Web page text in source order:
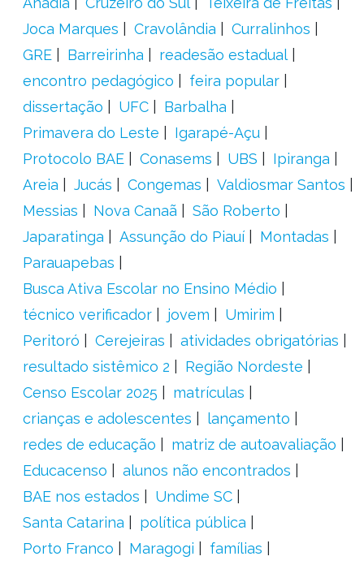
Joca Marques
Cravolândia
Curralinhos
GRE
Barreirinha
readesão estadual
encontro pedagógico
feira popular
dissertação
UFC
Barbalha
Primavera do Leste
Igarapé-Açu
Protocolo BAE
Conasems UBS
Ipiranga
Areia
Jucás Congemas
Valdiosmar Santos
Messias
Nova Canaã
São Roberto
Japaratinga
Assunção do Piauí
Montadas
Parauapebas
Busca Ativa Escolar no Ensino Médio
técnico verificador
jovem
Umirim
Peritoró
Cerejeiras
atividades obrigatórias
resultado sistêmico 2
Região Nordeste
Censo Escolar 2025
matrículas
crianças e adolescentes
lançamento
redes de educação
matriz de autoavaliação
Educacenso
alunos não encontrados
BAE nos estados
Undime SC
Santa Catarina
política pública
Porto Franco
Maragogi
famílias